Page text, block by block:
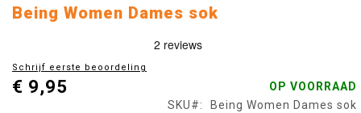
Ga
van
de
Being Women Dames sok
Schrijf eerste beoordeling
€ 9,95
OP VOORRAAD
SKU
Being Women Dames sok